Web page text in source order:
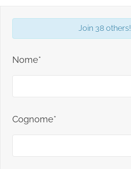
Join 38 others!
Nome*
Cognome*